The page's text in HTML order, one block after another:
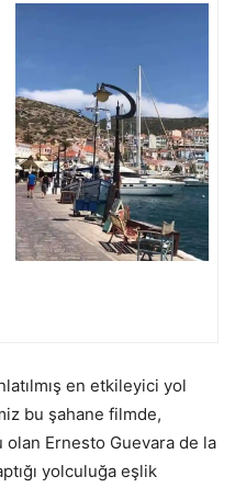
en etkileyici yol
bu şahane filmde,
olan Ernesto Guevara de la
yolculuğa eşlik